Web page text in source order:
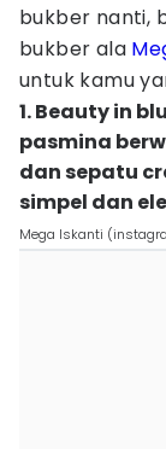
bukber nanti,
bukber ala
untuk kamu
1. Beauty in
pasmina
dan sepatu
simpel dan
Mega Iskanti